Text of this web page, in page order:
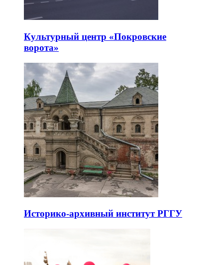
Культурный центр «Покровские
ворота»
Историко-архивный институт РГГУ